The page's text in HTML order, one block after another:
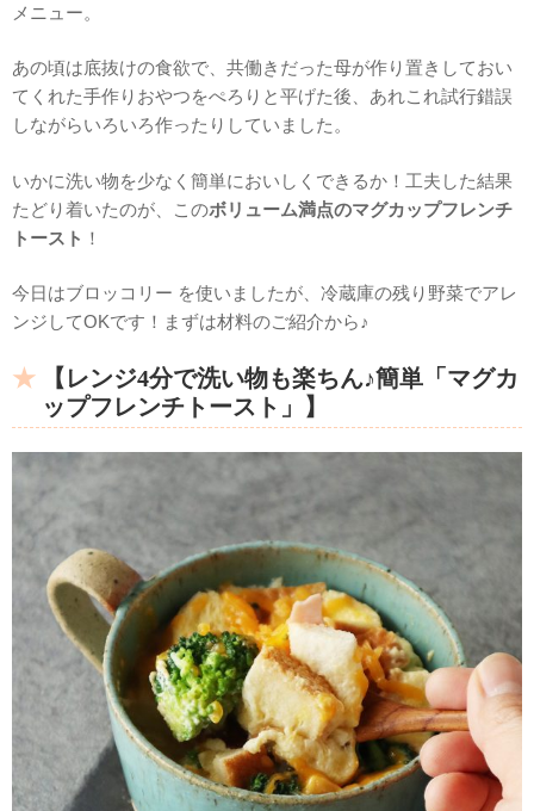
メニュー。
あの頃は底抜けの食欲で、共働きだった母が作り置きしておい
てくれた手作りおやつをぺろりと平げた後、あれこれ試行錯誤
しながらいろいろ作ったりしていました。
いかに洗い物を少なく簡単においしくできるか！工夫した結果
たどり着いたのが、このボリューム満点のマグカップフレンチ
トースト ！
今日はブロッコリー を使いましたが、冷蔵庫の残り野菜でアレ
ンジしてOKです！まずは材料のご紹介から♪
【レンジ4分で洗い物も楽ちん♪簡単「マグカ
ップフレンチトースト」】